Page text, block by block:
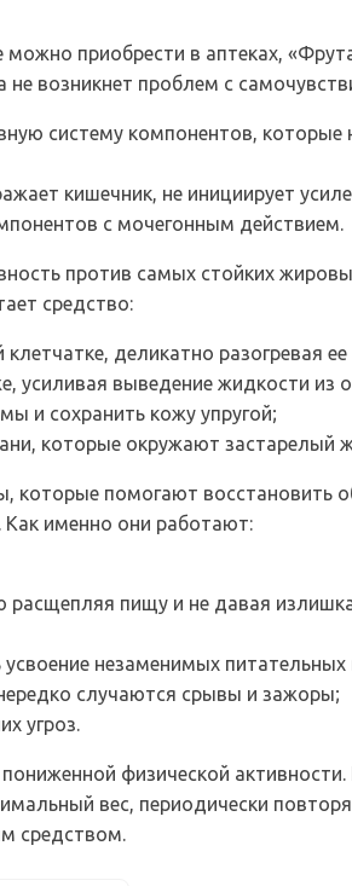
приобрести в аптеках,
возникнет проблем с
систему компонентов, которые
кишечник, не инициирует
с мочегонным действием.
против самых стойких
средство:
деликатно разогревая
выведение жидкости из
и сохранить кожу упругой;
которые окружают застарелый
которые помогают восстановить
именно они работают:
пищу и не давая
незаменимых питательных
случаются срывы и зажоры;
угроз.
физической активности.
вес, периодически
средством.